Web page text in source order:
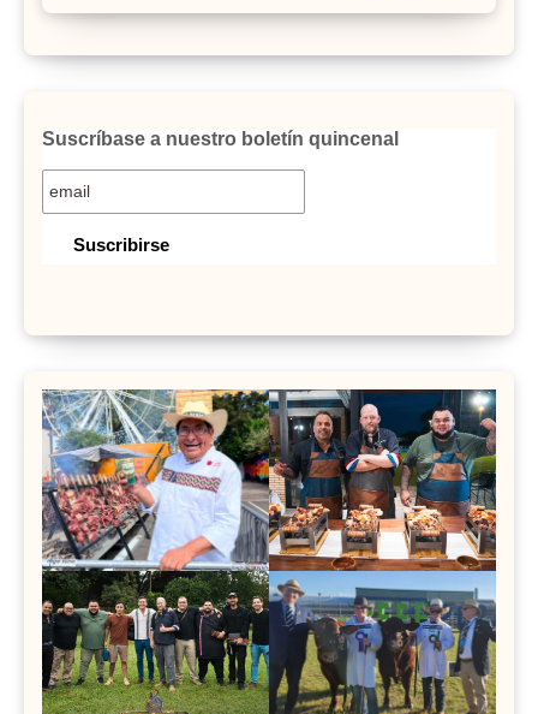
Suscríbase a nuestro boletín quincenal